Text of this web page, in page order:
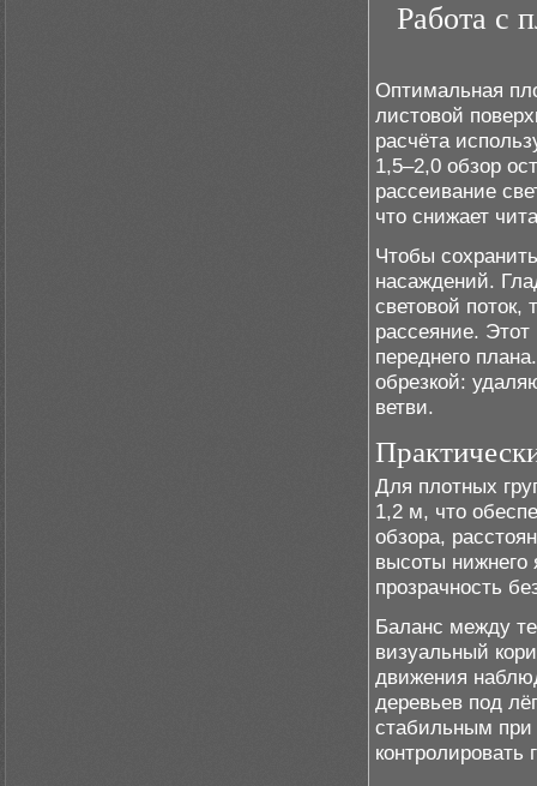
Работа с
Оптимальная
листовой
расчёта
1,5–2,0 обзор
рассеивание
что снижает
Чтобы
насаждений.
световой
рассеяние. Этот
переднего
обрезкой:
ветви.
Для плотных
1,2 м, что
обзора,
высоты
прозрачность
Баланс между
визуальный
движения
деревьев под
стабильным при
контролировать